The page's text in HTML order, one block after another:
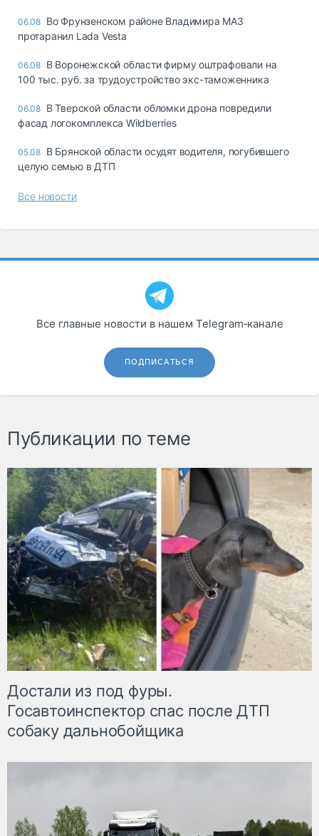
06.08 Во Фрунзенском районе Владимира МАЗ
протаранил Lada Vesta
06.08 В Воронежской области фирму оштрафовали на
100 тыс. руб. за трудоустройство экс-таможенника
06.08 В Тверской области обломки дрона повредили
фасад логокомплекса Wildberries
05.08 В Брянской области осудят водителя, погубившего
целую семью в ДТП
Все новости
Все главные новости в нашем Telegram‑канале
ПОДПИСАТЬСЯ
Публикации по теме
Достали из под фуры.
Госавтоинспектор спас после ДТП
собаку дальнобойщика